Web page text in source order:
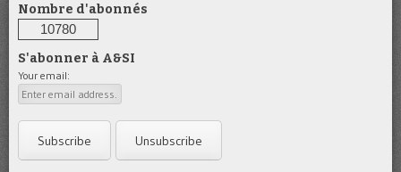
Nombre d'abonnés
10780
S'abonner à A&SI
Your email: